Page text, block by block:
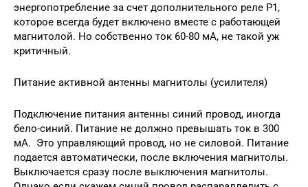
энергопотребление за счет дополнительного реле Р1,
которое всегда будет включено вместе с работающей
магнитолой. Но собственно ток 60-80 мА, не такой уж
критичный.
Питание активной антенны магнитолы (усилителя)
Подключение питания антенны синий провод, иногда
бело-синий. Питание не должно превышать ток в 300
мА. Это управляющий провод, но не силовой. Питание
подается автоматически, после включения магнитолы.
Выключается сразу после выключения магнитолы.